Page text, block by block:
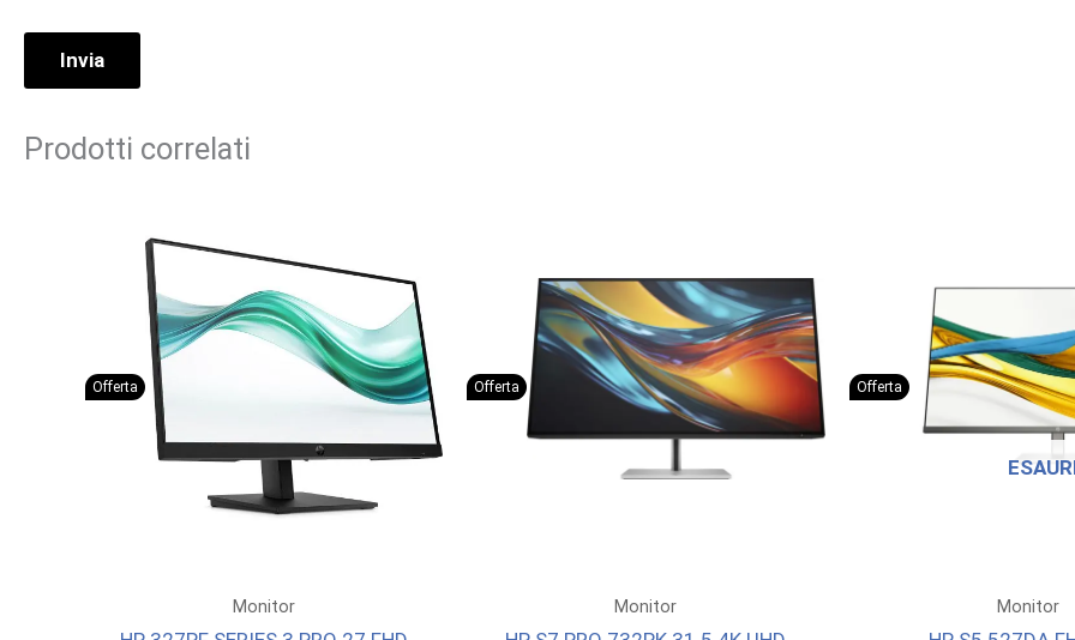
Prodotti correlati
Offerta
Monitor
Offerta
Monitor
Offerta
Monitor